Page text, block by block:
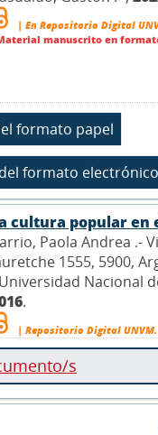
| En Repositorio Digital
manuscrito en
cultura popular en
Paola Andrea .-
1555, 5900,
Nacional
.
| Repositorio Digital UNVM.
s